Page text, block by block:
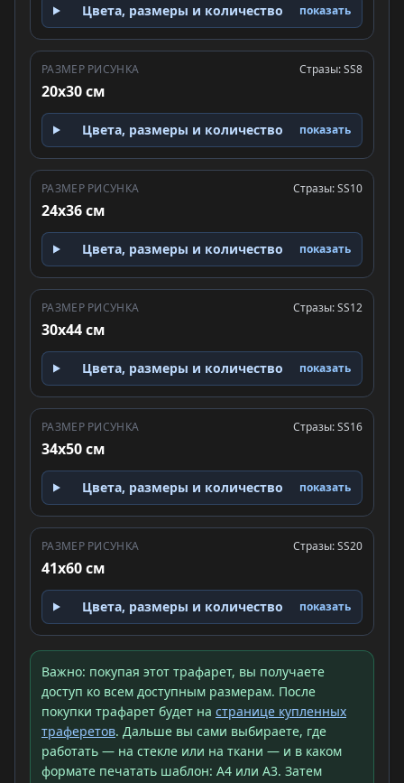
Цвета, размеры и количество показать
РАЗМЕР РИСУНКА
20x30 см
Стразы: SS8
Цвета, размеры и количество показать
РАЗМЕР РИСУНКА
24x36 см
Стразы: SS10
Цвета, размеры и количество показать
РАЗМЕР РИСУНКА
30x44 см
Стразы: SS12
Цвета, размеры и количество показать
РАЗМЕР РИСУНКА
34x50 см
Стразы: SS16
Цвета, размеры и количество показать
РАЗМЕР РИСУНКА
41x60 см
Стразы: SS20
Цвета, размеры и количество показать
Важно: покупая этот трафарет, вы получаете
доступ ко всем доступным размерам. После
покупки трафарет будет на странице купленных
траферетов. Дальше вы сами выбираете, где
работать — на стекле или на ткани — и в каком
формате печатать шаблон: A4 или A3. Затем